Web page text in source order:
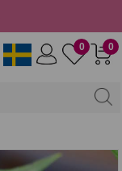
0
0